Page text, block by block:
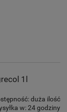
1l
duża ilość
w:24 godziny